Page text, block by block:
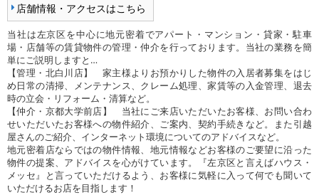
店舗情報・アクセスはこちら
当社は左京区を中心に地元密着でアパート・マンション・貸家・駐車
場・店舗等の賃貸物件の管理・仲介を行っております。当社の業務を簡
単にご説明しますと…
【管理・北白川店】 家主様よりお預かりした物件の入居者募集をはじ
め日常の清掃、メンテナンス、クレーム処理、家賃等の入金管理、退去
時の立会・リフォーム・清算など。
【仲介・京都大学前店】 当社にご来店いただいたお客様、お問い合わ
せいただいたお客様への物件紹介、ご案内、契約手続きなど。また引越
屋さんのご紹介、インターネット環境についてのアドバイスなど。
地元密着店ならではの物件情報、地元情報などお客様のご要望に沿った
物件の提案、アドバイスを心がけています。『左京区と言えばハウス・
メッセ』と言っていただけるよう、お客様に気軽に入って何でも聞いて
いただけるお店を目指します！